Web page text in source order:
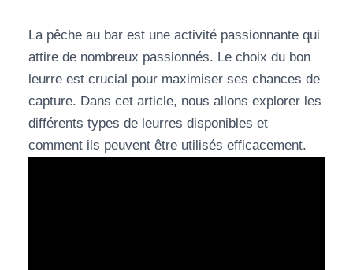
La pêche au bar est une activité passionnante qui
attire de nombreux passionnés. Le choix du bon
leurre est crucial pour maximiser ses chances de
capture. Dans cet article, nous allons explorer les
différents types de leurres disponibles et
comment ils peuvent être utilisés efficacement.